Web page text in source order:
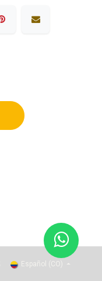
Español (CO)